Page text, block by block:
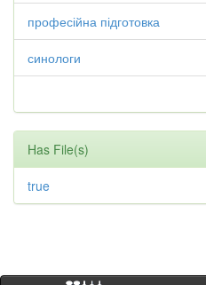
професійна підготовка
синологи
Has File(s)
true